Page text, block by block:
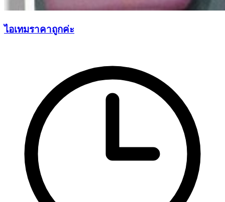
ไอเทมราคาถูกค่ะ